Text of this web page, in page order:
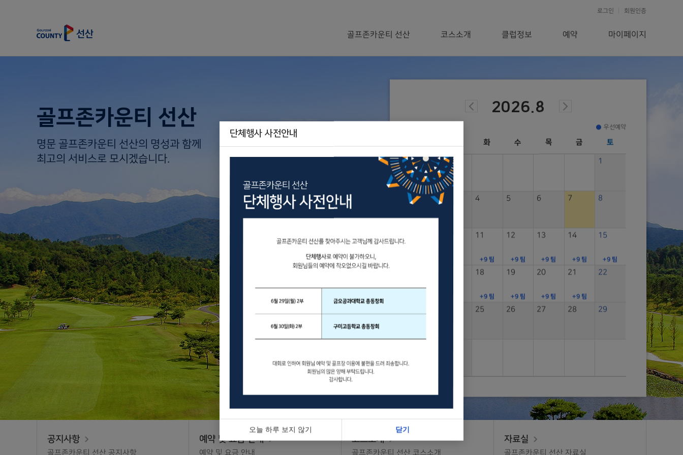
단체행사 사전안내
오늘 하루 보지 않기 닫기
로그인 회원인증
골프존카운티 선산 코스소개 클럽정보 예약 마이페이지
골프존카운티 선산
명문 골프존카운티 선산의 명성과 함께
최고의 서비스로 모시겠습니다.
2026.8
우선예약
화 수 목 금 토
1
2 4 5 6 7 8
11
+9 팀
12
+9 팀
13
+9 팀
14
+9 팀
15
+9 팀
18
+9 팀
19
+9 팀
20
+9 팀
21
+9 팀
22
25 26 27 28 29
21
28
공지사항
골프존카운티 선산 공지사항
예약 및 요금 안내
예약 및 요금 안내
코스소개
골프존카운티 선산 코스소개
자료실
골프존카운티 선산 자료실